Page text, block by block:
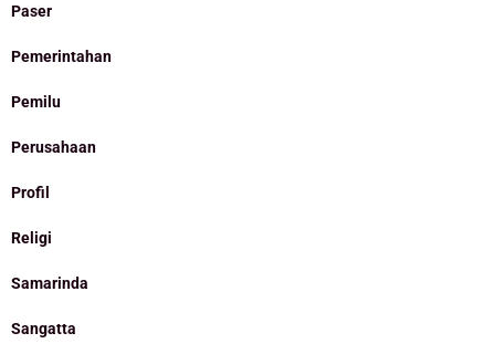
Paser
Pemerintahan
Pemilu
Perusahaan
Profil
Religi
Samarinda
Sangatta